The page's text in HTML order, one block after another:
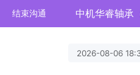
结束沟通
2026-08-06